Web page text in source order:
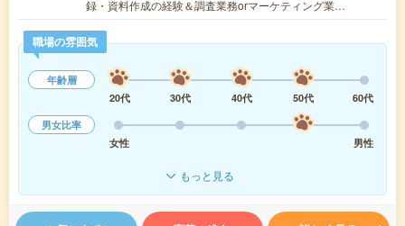
録・資料作成の経験＆調査業務orマーケティング業…
職場の雰囲気
年齢層
20代
30代 40代 50代
60代
男女比率
女性
男性
もっと見る